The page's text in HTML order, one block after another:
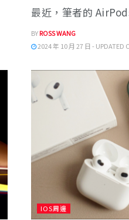
最近，筆者的
BYROSS WANG
2024 年 10 月 27 日 - UPDATED
IOS周邊